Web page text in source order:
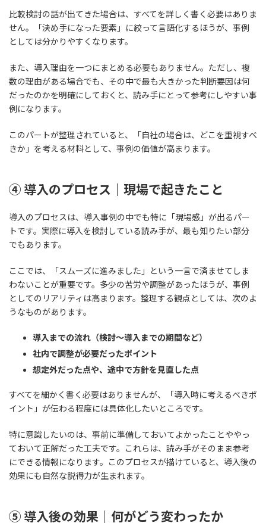
比較検討の話が出てきた場合は、すべてを詳しく書く必要はありま
せん。「決め手になった要素」に絞って言語化するほうが、事例
としては分かりやすくなります。
また、導入理由を一つにまとめる必要もありません。ただし、複
数の理由がある場合でも、その中で最も大きかった判断要因は何
だったのかを明確にしておくと、読み手にとって参考にしやすい事
例になります。
このパートが整理されていると、「自社の場合は、どこを重視すべ
きか」を考える材料として、事例の価値が高まります。
④ 導入のプロセス｜現場で起きたこと
導入のプロセスは、導入事例の中でも特に「現場感」が出るパー
トです。実際に導入を検討している読み手が、最も知りたい部分
でもあります。
ここでは、「スムーズに進みました」という一言で済ませてしま
わないことが重要です。多少の苦労や調整があったほうが、事例
としてのリアリティは高まります。整理する観点としては、次のよ
うなものがあります。
導入までの流れ（検討〜導入までの期間など）
社内で調整が必要だったポイント
想定外だった点や、途中で方針を見直した点
すべてを細かく書く必要はありませんが、「導入時に考えるべきポ
イント」が伝わる程度には具体化したいところです。
特に意識したいのは、事前に準備しておいてよかったことややっ
ておいて正解だった工夫です。これらは、読み手がそのまま参考
にできる情報になります。このプロセスが描けていると、導入後の
効果にも自然な説得力が生まれます。
⑤ 導入後の効果｜何がどう変わったか